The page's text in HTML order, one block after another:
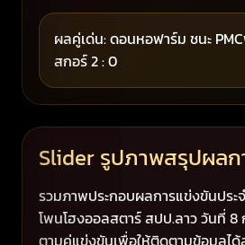
ผลคู่เด่น: ดอนหอฟาร์ม ชนะ
สกอร์ 2 : 0
Slider รูปภาพสรุปผลก
รวมภาพประกอบผลการแข่งขันประ
โพนโฮงออลสตาร์ สปป.ลาว วันที่
ตามคู่แข่งขันเพื่อให้ติดตามข้อมูลได้